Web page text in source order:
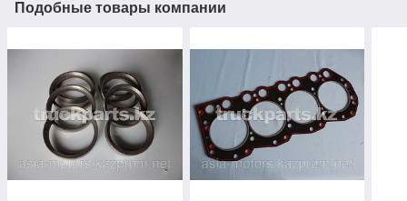
Подобные товары компании